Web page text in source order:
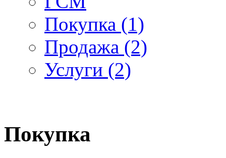
Покупка (1)
Продажа (2)
Услуги (2)
Покупка